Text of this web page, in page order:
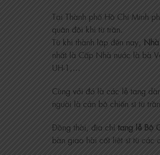
Tại Thành phố Hồ Chí Minh
quân đội khi từ trần.
Từ khi thành lập đến nay,
nhất là Cấp Nhà nước là bà
UH-1,…
Cùng với đó là các lễ tang
người là cán bộ chiến sĩ từ
Đồng thời, địa chỉ tang lễ Bộ
bàn giao hài cốt liệt sĩ từ các